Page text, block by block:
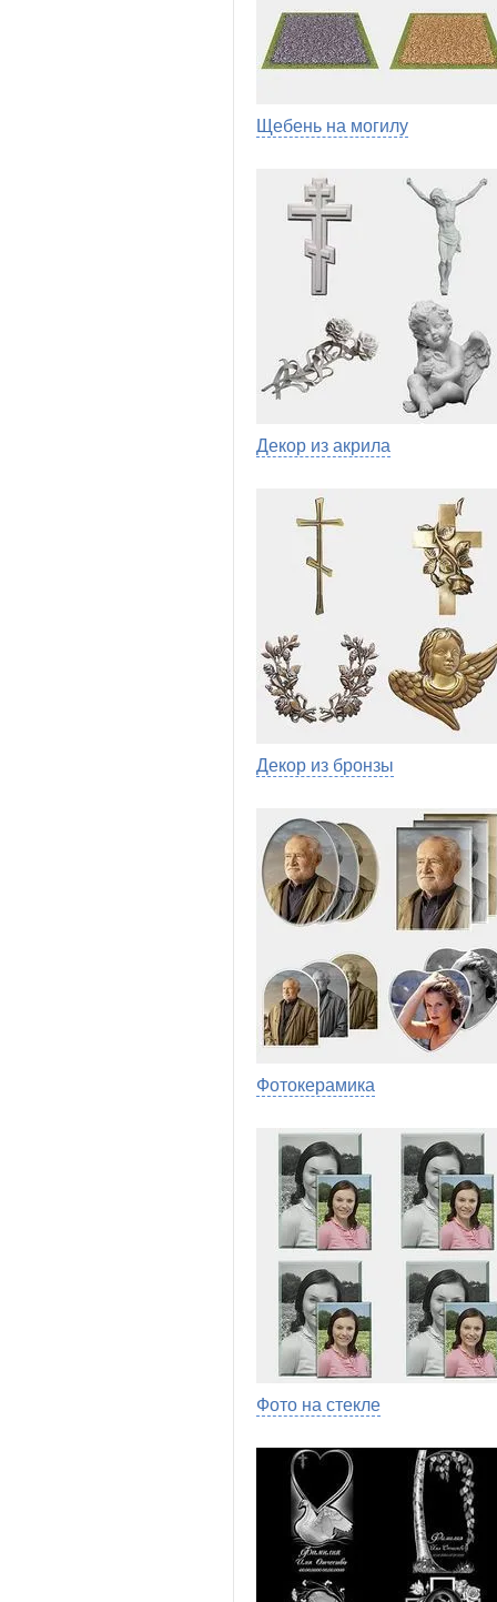
Щебень на могилу
Декор из акрила
Декор из бронзы
Фотокерамика
Фото на стекле